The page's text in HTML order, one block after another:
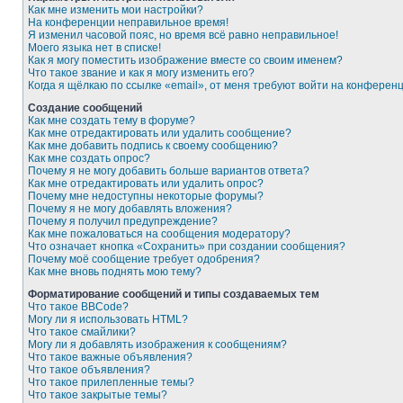
Как мне изменить мои настройки?
На конференции неправильное время!
Я изменил часовой пояс, но время всё равно неправильное!
Моего языка нет в списке!
Как я могу поместить изображение вместе со своим именем?
Что такое звание и как я могу изменить его?
Когда я щёлкаю по ссылке «email», от меня требуют войти на
Создание сообщений
Как мне создать тему в форуме?
Как мне отредактировать или удалить сообщение?
Как мне добавить подпись к своему сообщению?
Как мне создать опрос?
Почему я не могу добавить больше вариантов ответа?
Как мне отредактировать или удалить опрос?
Почему мне недоступны некоторые форумы?
Почему я не могу добавлять вложения?
Почему я получил предупреждение?
Как мне пожаловаться на сообщения модератору?
Что означает кнопка «Сохранить» при создании сообщения?
Почему моё сообщение требует одобрения?
Как мне вновь поднять мою тему?
Форматирование сообщений и типы создаваемых тем
Что такое BBCode?
Могу ли я использовать HTML?
Что такое смайлики?
Могу ли я добавлять изображения к сообщениям?
Что такое важные объявления?
Что такое объявления?
Что такое прилепленные темы?
Что такое закрытые темы?